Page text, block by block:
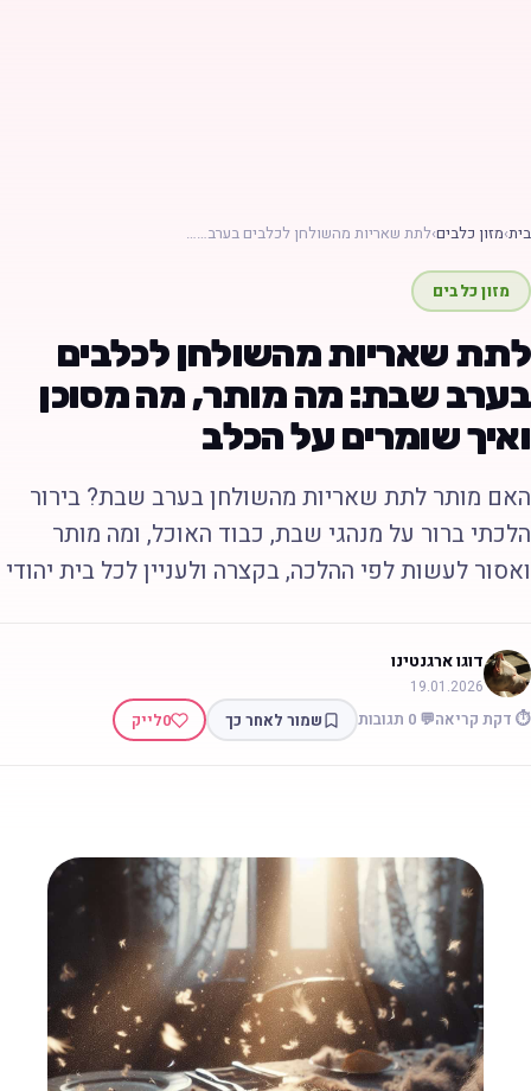
›מזון כלבים›לתת שאריות מהשולחן לכלבים בערב……
מזון כלבים
שאריות מהשולחן לכלבים
שבת: מה מותר, מה מסוכן
שומרים על הכלב
מותר לתת שאריות מהשולחן בערב שבת? בירור
ברור על מנהגי שבת, כבוד האוכל, ומה מותר
לעשות לפי ההלכה, בקצרה ולעניין לכל בית יהודי
דוגו ארגנטינו
19.01.2026
דקת קריאה💬 0 תגובות שמור לאחר כך 0לייק